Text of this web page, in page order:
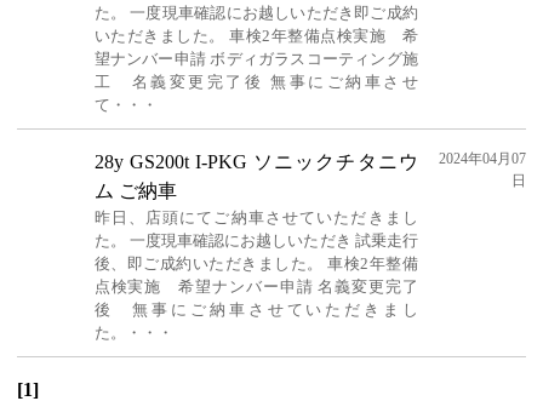
た。 一度現車確認にお越しいただき即ご成約
いただきました。 車検2年整備点検実施 希
望ナンバー申請 ボディガラスコーティング施
工 名義変更完了後 無事にご納車させ
て・・・
28y GS200t I-PKG ソニックチタニウ
ム ご納車
昨日、店頭にてご納車させていただきまし
た。 一度現車確認にお越しいただき 試乗走行
後、即ご成約いただきました。 車検2年整備
点検実施 希望ナンバー申請 名義変更完了
後 無事にご納車させていただきまし
た。・・・
2024年04月07
日
[1]